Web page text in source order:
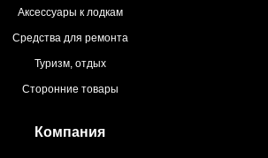
Аксессуары к лодкам
Средства для ремонта
Туризм, отдых
Сторонние товары
Компания